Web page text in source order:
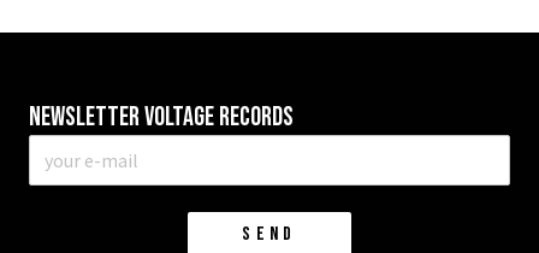
Newsletter VOLTAGE RECORDS
mail
SEND